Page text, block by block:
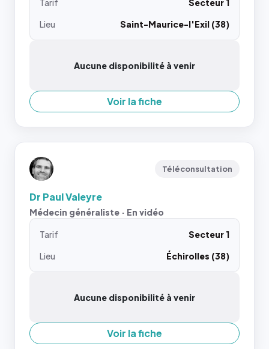
Tarif
Secteur 1
Lieu
Saint-Maurice-l'Exil (38)
Aucune disponibilité à venir
Voir la fiche
Téléconsultation
Dr Paul Valeyre
Médecin généraliste · En vidéo
Tarif
Secteur 1
Lieu
Échirolles (38)
Aucune disponibilité à venir
Voir la fiche